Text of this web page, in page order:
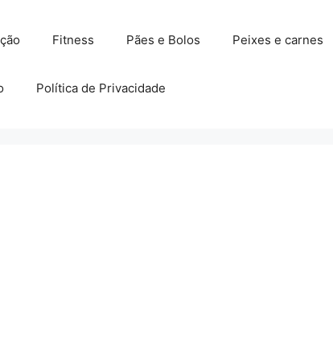
Fitness Pães e Bolos Peixes e carnes
Política de Privacidade